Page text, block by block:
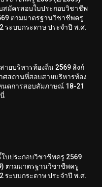
สมัครสอบใบประกอบวิชาชีพ
ตามมาตรฐานวิชาชีพครู
ระบบกระดาษ ประจำปี พ.ศ.
ยบริหารท้องถิ่น 2569 ลิงก์
ศสถานที่สอบสายบริหารท้อง
นดการสอบสัมภาษณ์ 18-21
บประกอบวิชาชีพครู 2569
ตามมาตรฐานวิชาชีพครู
ระบบกระดาษ ประจำปี พ.ศ.